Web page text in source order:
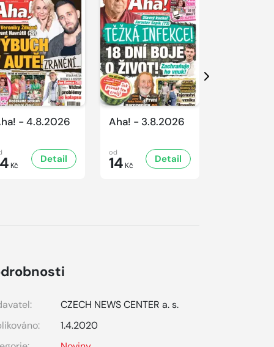
- 4.8.2026
Kč
Detail
Aha! - 3.8.2026
od
14 Kč
Detail
Další
CZECH NEWS CENTER a. s.
1.4.2020